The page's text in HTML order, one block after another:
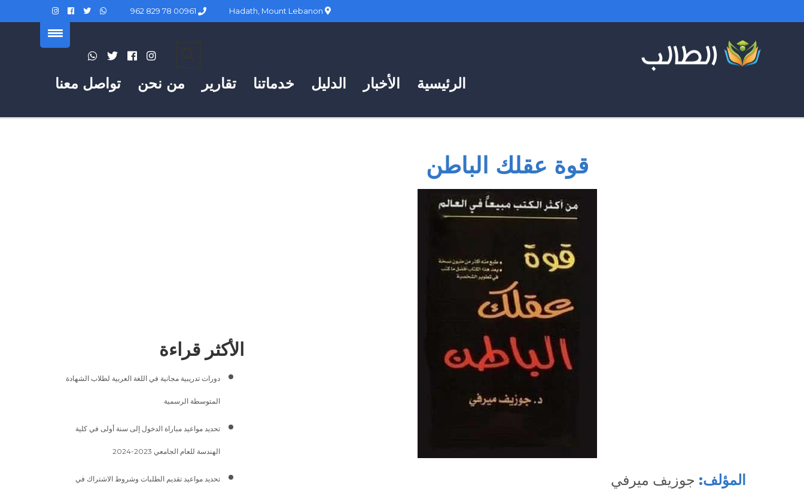
تواصل معنا من نحن تقارير خدماتنا الدليل الأخبار الرئيسية
قوة عقلك الباطن
المؤلف: جوزيف ميرفي
الأكثر قراءة
دورات تدريبية مجانية في اللغة العربية لطلاب الشهادة
المتوسطة الرسمية
تحديد مواعيد مباراة الدخول إلى سنة أولى في كلية
الهندسة للعام الجامعي 2023-2024
تحديد مواعيد تقديم الطلبات وشروط الاشتراك في